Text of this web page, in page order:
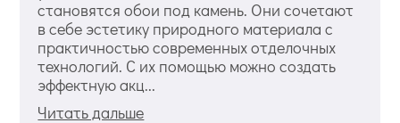
становятся обои под камень. Они сочетают
в себе эстетику природного материала с
практичностью современных отделочных
технологий. С их помощью можно создать
эффектную акц...
Читать дальше